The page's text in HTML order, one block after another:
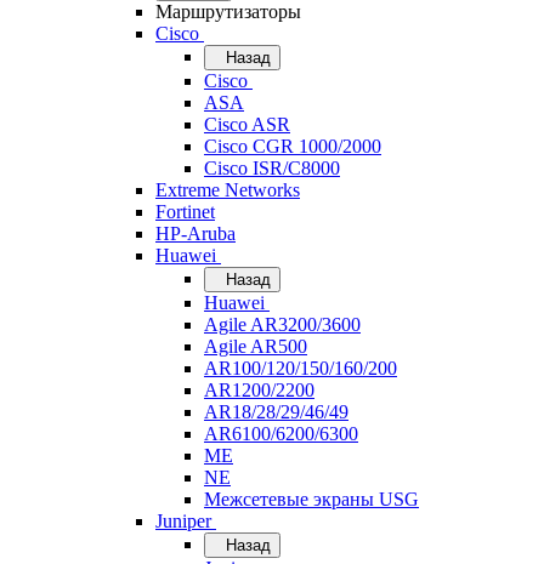
Маршрутизаторы
Cisco
Назад
Cisco
ASA
Cisco ASR
Cisco CGR 1000/2000
Cisco ISR/С8000
Extreme Networks
Fortinet
HP-Aruba
Huawei
Назад
Huawei
Agile AR3200/3600
Agile AR500
AR100/120/150/160/200
AR1200/2200
AR18/28/29/46/49
AR6100/6200/6300
ME
NE
Межсетевые экраны USG
Juniper
Назад